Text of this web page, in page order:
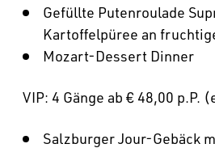
Gefüllte Putenroulade
Kartoffelpüree an
Mozart-Dessert Dinner
VIP: 4 Gänge ab € 48,00 p.P.
Salzburger Jour-Gebäck